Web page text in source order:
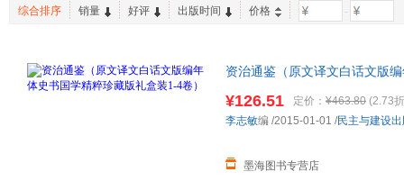
综合排序 销量 好评 出版时间 价格 -
资治通鉴（原文译文白话文版
¥126.51 定价： ¥463.80 (2.73
墨海图书专营店
李志敏编 /2015-01-01 /民主与建设